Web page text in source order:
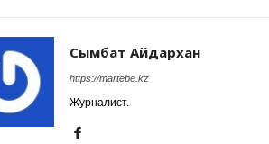
Сымбат Айдархан
https://martebe.kz
Журналист.